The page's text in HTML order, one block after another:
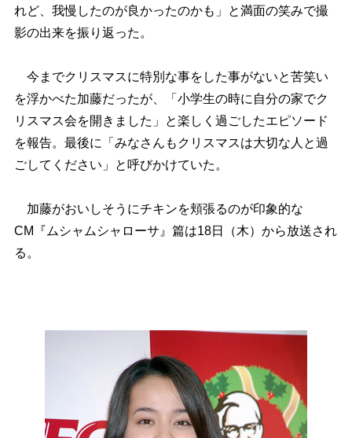
れど、我慢したのが良かったのかも」と満面の笑みで撮
影の出来を振り返った。
今までクリスマスに特別な事をした事がないと苦笑い
を浮かべた加藤だったが、「小学生の時に自分の家でク
リスマス会を開きました」と楽しく過ごしたエピソード
を報告。最後に「みなさんもクリスマスは大切な人と過
ごしてください」と呼びかけていた。
加藤がおいしそうにチキンを頬張るのが印象的な
CM『ムシャムシャローサ』篇は18日（木）から放送され
る。